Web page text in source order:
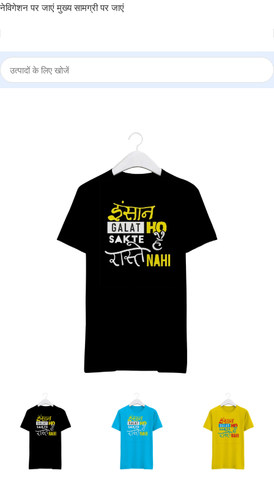
नेविगेशन पर जाएं मुख्य सामग्री पर जाएं
Shirt “INSAAN GALAT HO SAKTE HAI RASTE NAHI” – BG-RN59